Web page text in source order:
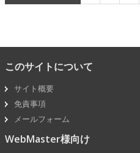
このサイトについて
サイト概要
免責事項
メールフォーム
WebMaster様向け